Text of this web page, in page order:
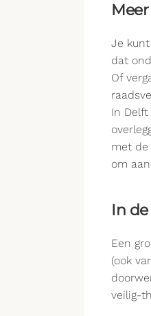
Je
dat
Of
In
met de
om
In
Een
(ook
veilig-